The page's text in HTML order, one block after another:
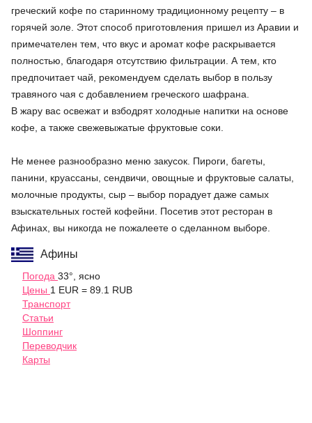
греческий кофе по старинному традиционному рецепту – в
горячей золе. Этот способ приготовления пришел из Аравии и
примечателен тем, что вкус и аромат кофе раскрывается
полностью, благодаря отсутствию фильтрации. А тем, кто
предпочитает чай, рекомендуем сделать выбор в пользу
травяного чая с добавлением греческого шафрана.
В жару вас освежат и взбодрят холодные напитки на основе
кофе, а также свежевыжатые фруктовые соки.
Не менее разнообразно меню закусок. Пироги, багеты,
панини, круассаны, сендвичи, овощные и фруктовые салаты,
молочные продукты, сыр – выбор порадует даже самых
взыскательных гостей кофейни. Посетив этот ресторан в
Афинах, вы никогда не пожалеете о сделанном выборе.
Афины
Погода 33°, ясно
Цены 1 EUR = 89.1 RUB
Транспорт
Статьи
Шоппинг
Переводчик
Карты